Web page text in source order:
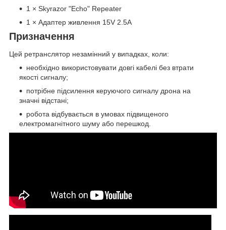
1 × Skyrazor "Echo" Repeater
1 × Адаптер живлення 15V 2.5A
Призначення
Цей ретранслятор незамінний у випадках, коли:
необхідно використовувати довгі кабелі без втрати
якості сигналу;
потрібне підсилення керуючого сигналу дрона на
значні відстані;
робота відбувається в умовах підвищеного
електромагнітного шуму або перешкод.